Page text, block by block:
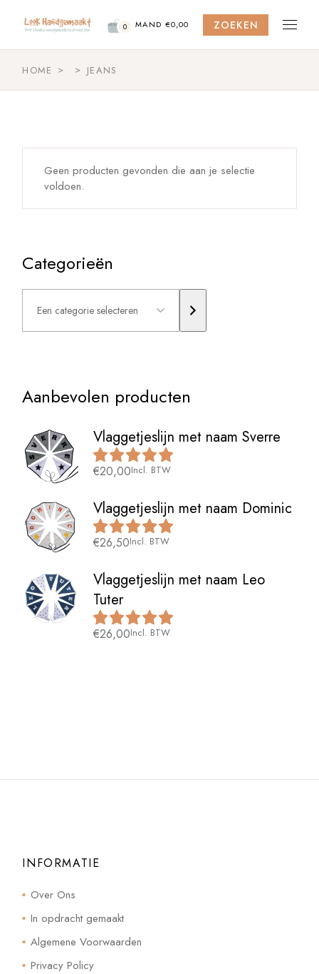
content
0 MAND €0,00 ZOEKEN
HOME JEANS
Geen producten gevonden die aan je selectie
voldoen.
Categorieën
Een
categorie
selecteren
Aanbevolen producten
Vlaggetjeslijn met naam Sverre
€20,00Incl. BTW
Vlaggetjeslijn met naam Dominic
€26,50Incl. BTW
Vlaggetjeslijn met naam Leo
Tuter
€26,00Incl. BTW
INFORMATIE
Over Ons
In opdracht gemaakt
Algemene Voorwaarden
Privacy Policy